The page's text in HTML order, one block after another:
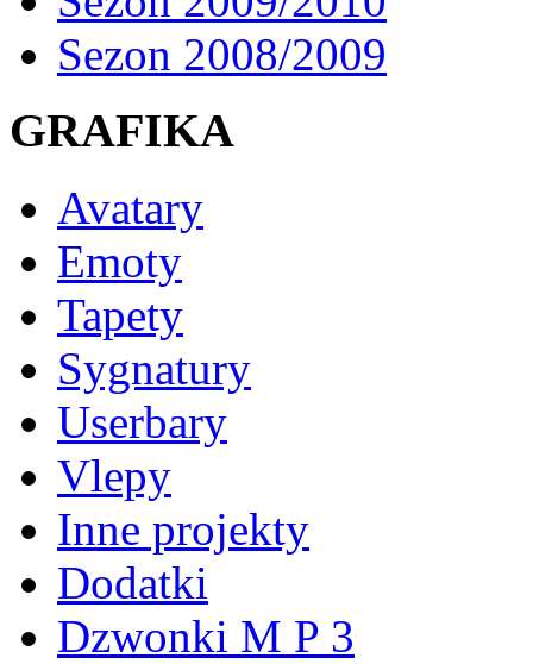
Sezon 2008/2009
GRAFIKA
Avatary
Emoty
Tapety
Sygnatury
Userbary
Vlepy
Inne projekty
Dodatki
Dzwonki M P 3